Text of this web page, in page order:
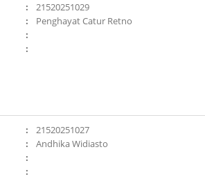
:
21520251029
:
Penghayat Catur Retno
:
:
:
21520251027
:
Andhika Widiasto
:
: